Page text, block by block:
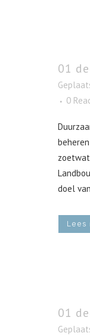
01
0
doel
Lees
01